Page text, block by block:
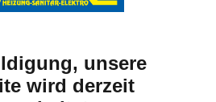
unsere
wird derzeit